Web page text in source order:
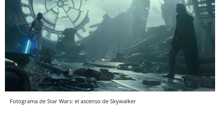
Fotograma de Star Wars: el ascenso de Skywalker